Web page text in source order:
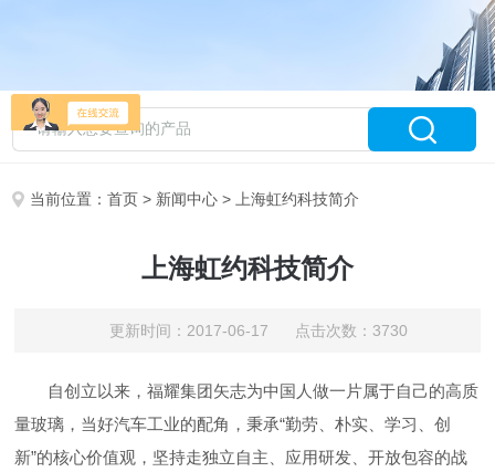
当前位置：首页 > 新闻中心 > 上海虹约科技简介
上海虹约科技简介
更新时间：2017-06-17 点击次数：3730
自创立以来，福耀集团矢志为中国人做一片属于自己的高质
量玻璃，当好汽车工业的配角，秉承“勤劳、朴实、学习、创
新”的核心价值观，坚持走独立自主、应用研发、开放包容的战